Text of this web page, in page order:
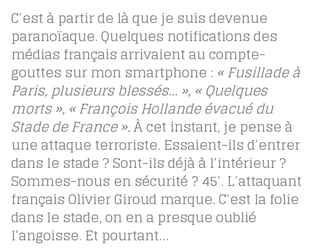
C’est à partir de là que je suis devenue
paranoïaque. Quelques notifications des
médias français arrivaient au compte-
gouttes sur mon smartphone : « Fusillade à
Paris, plusieurs blessés… », « Quelques
morts », « François Hollande évacué du
Stade de France ».À cet instant, je pense à
une attaque terroriste. Essaient-ils d’entrer
dans le stade ? Sont-ils déjà à l’intérieur ?
Sommes-nous en sécurité ? 45’. L’attaquant
français Olivier Giroud marque. C’est la folie
dans le stade, on en a presque oublié
l’angoisse. Et pourtant…